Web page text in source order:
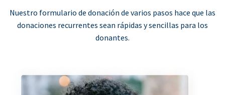
Nuestro formulario de donación de varios pasos hace que las
donaciones recurrentes sean rápidas y sencillas para los
donantes.